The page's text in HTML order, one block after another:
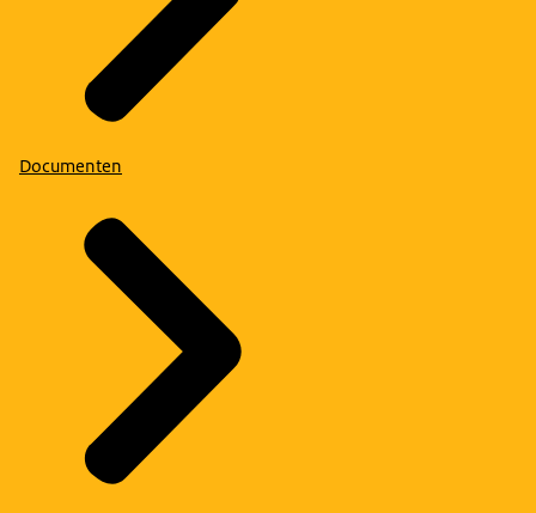
Documenten